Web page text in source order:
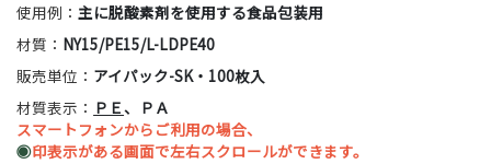
使用例：主に脱酸素剤を使用する食品包装用
材質： NY15/PE15/L-LDPE40
販売単位： アイパック-SK・100枚入
材質表示： ＰＥ、ＰＡ
スマートフォンからご利用の場合、
◉印表示がある画面で左右スクロールができます。